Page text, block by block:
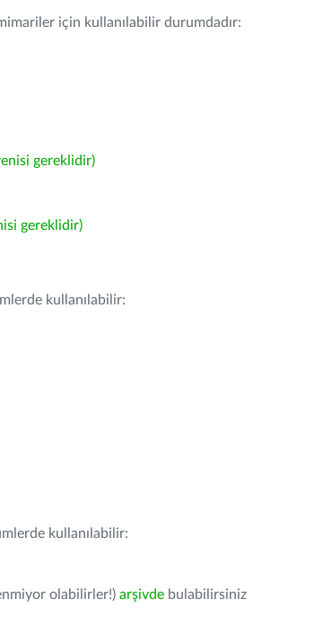
için kullanılabilir durumdadır:
gereklidir)
gereklidir)
kullanılabilir:
kullanılabilir:
olabilirler!) arşivde bulabilirsiniz